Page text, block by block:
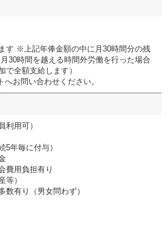
す ※上記年俸金額の中に月30時間分の残
30時間を越える時間外労働を行った場合
で全額支給します）
お問い合わせください。
利用可）
5年毎に付与）
費用負担有り
等）
数有り（男女問わず）